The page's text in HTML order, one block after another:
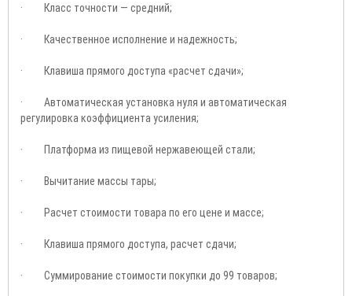
· Класс точности — средний;
· Качественное исполнение и надежность;
· Клавиша прямого доступа «расчет сдачи»;
· Автоматическая установка нуля и автоматическая
регулировка коэффициента усиления;
· Платформа из пищевой нержавеющей стали;
· Вычитание массы тары;
· Расчет стоимости товара по его цене и массе;
· Клавиша прямого доступа, расчет сдачи;
· Суммирование стоимости покупки до 99 товаров;